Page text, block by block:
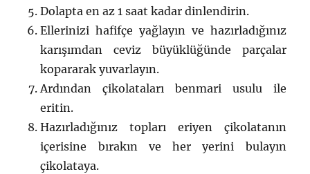
Dolapta en az 1 saat kadar dinlendirin.
Ellerinizi hafifçe yağlayın ve hazırladığınız
karışımdan ceviz büyüklüğünde parçalar
kopararak yuvarlayın.
Ardından çikolataları benmari usulu ile
eritin.
Hazırladığınız topları eriyen çikolatanın
içerisine bırakın ve her yerini bulayın
çikolataya.